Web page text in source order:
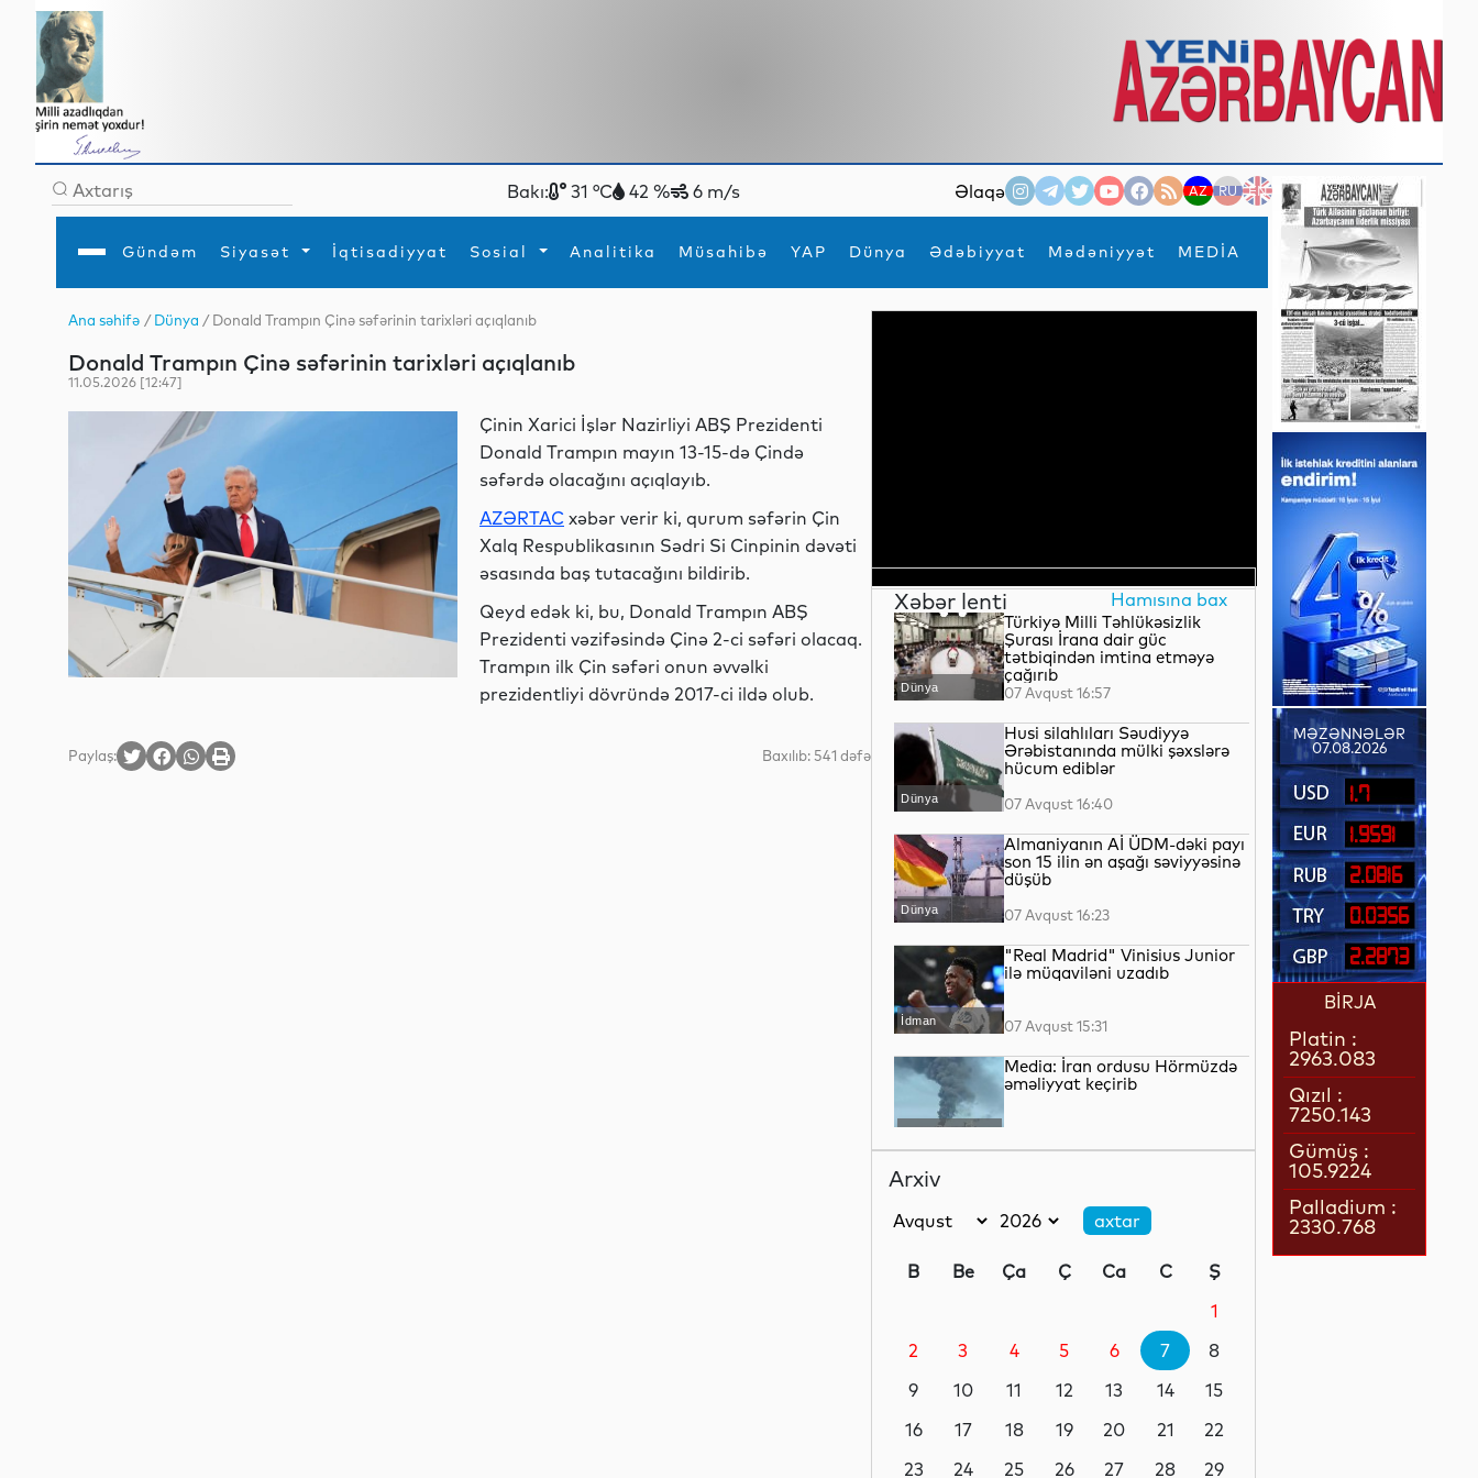
Bakı: 31 °C 42 % 6 m/s Əlaqə AZ RU EN
Gündəm Siyasət İqtisadiyyat Sosial Analitika Müsahibə YAP Dünya Ədəbiyyat Mədəniyyət MEDİA
×
Gündəm
İqtisadiyyat
Analitika
Mədəniyyət
Müsahibə
MEDİA
Xarici siyasətTurizm
Hadisə
İdmanYeni texnologiyalar
Ana səhifə /Dünya / Donald Trampın Çinə səfərinin tarixləri açıqlanıb
Donald Trampın Çinə səfərinin tarixləri açıqlanıb
11.05.2026 [12:47]
Çinin Xarici İşlər Nazirliyi ABŞ Prezidenti
Donald Trampın mayın 13-15-də Çində
səfərdə olacağını açıqlayıb.
AZƏRTAC xəbər verir ki, qurum səfərin Çin
Xalq Respublikasının Sədri Si Cinpinin dəvəti
əsasında baş tutacağını bildirib.
Qeyd edək ki, bu, Donald Trampın ABŞ
Prezidenti vəzifəsində Çinə 2-ci səfəri olacaq.
Trampın ilk Çin səfəri onun əvvəlki
prezidentliyi dövründə 2017-ci ildə olub.
Paylaş: Baxılıb: 541 dəfə
Xəbər lenti Hamısına bax
Dünya
Türkiyə Milli Təhlükəsizlik
Şurası İrana dair güc
tətbiqindən imtina etməyə
çağırıb
07 Avqust 16:57
Dünya
Husi silahlıları Səudiyyə
Ərəbistanında mülki şəxslərə
hücum ediblər
07 Avqust 16:40
Dünya
Almaniyanın Aİ ÜDM-dəki payı
son 15 ilin ən aşağı səviyyəsinə
düşüb
07 Avqust 16:23
İdman
"Real Madrid" Vinisius Junior
ilə müqaviləni uzadıb
07 Avqust 15:31
Dünya
Media: İran ordusu Hörmüzdə
əməliyyat keçirib
imzaladı
Hadisə
metrlik hündürlükdən aşıb, 4
07 Avqust 14:19
Dünya
Dəməşqdə mikroavtobus
07 Avqust 13:50
Arxiv
B Be Ça Ç Ca C
Ş
1
2
3 4 5 6 7
8
9
10 11 12 13 14
15
16
17 18 19 20 21
22
23
24 25 26 27 28
29
MƏZƏNNƏLƏR
07.08.2026
1.7
1.9591
2.0816
0.0356
2.2873
BİRJA
Platin :
2963.083
Qızıl :
7250.143
Gümüş :
105.9224
Palladium :
2330.768